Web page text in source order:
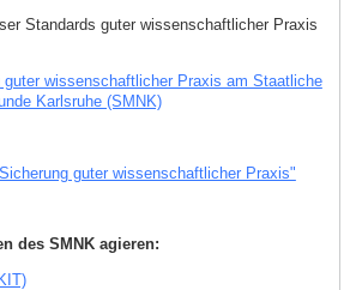
Standards guter wissenschaftlicher Praxis
guter wissenschaftlicher Praxis am Staatliche
Karlsruhe (SMNK)
guter wissenschaftlicher Praxis"
des SMNK agieren: